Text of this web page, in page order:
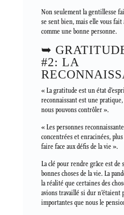
Non seulement la gentillesse
se sent bien, mais elle vous
comme une bonne personne.
➥
#2: LA
« La gratitude est un état
reconnaissant est une
nous pouvons contrôler ».
« Les personnes
concentrées et enracinées,
faire face aux défis de la vie ».
La clé pour rendre grâce est de
bonnes choses de la vie. La
la réalité que certaines des
avions travaillé si dur n’étaient
importantes que nous le